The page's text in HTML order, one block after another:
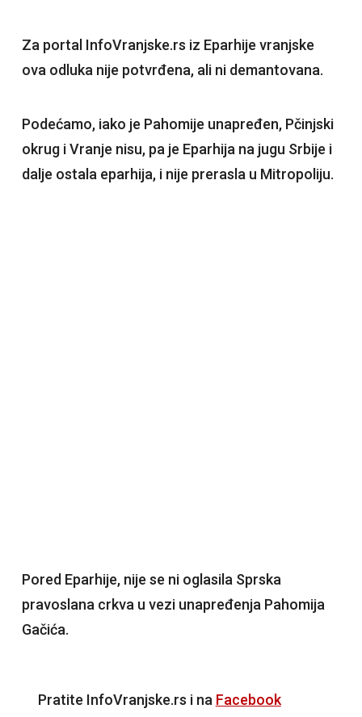
Za portal InfoVranjske.rs iz Eparhije vranjske
ova odluka nije potvrđena, ali ni demantovana.
Podećamo, iako je Pahomije unapređen, Pčinjski
okrug i Vranje nisu, pa je Eparhija na jugu Srbije i
dalje ostala eparhija, i nije prerasla u Mitropoliju.
Pored Eparhije, nije se ni oglasila Sprska
pravoslana crkva u vezi unapređenja Pahomija
Gačića.
Pratite InfoVranjske.rs i na Facebook